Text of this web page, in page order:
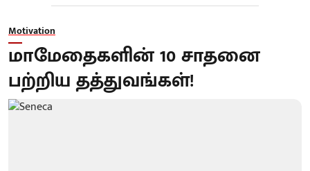
Motivation
மாமேதைகளின் 10 சாதனை
பற்றிய தத்துவங்கள்!